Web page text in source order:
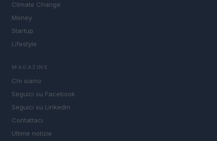
Climate Change
Money
Startup
Lifestyle
MAGAZINE
Chi siamo
Seguici su Facebook
Seguici su Linkedin
Contattaci
Ultime notizie